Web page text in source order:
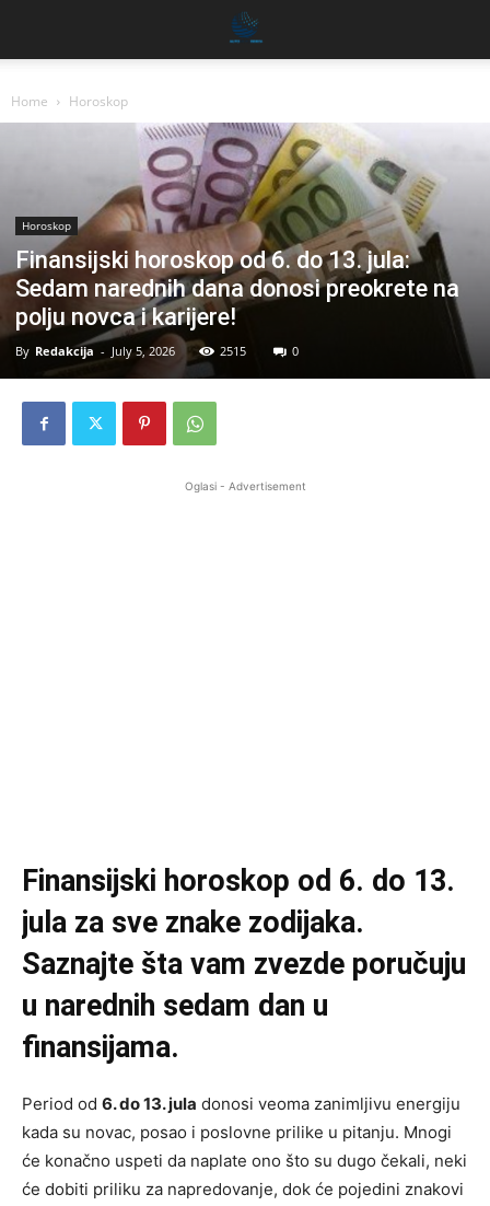
Home Horoskop
Horoskop
Finansijski horoskop od 6. do 13. jula:
Sedam narednih dana donosi preokrete na
polju novca i karijere!
By Redakcija - July 5, 2026 2515 0
Oglasi - Advertisement
Finansijski horoskop od 6. do 13.
jula za sve znake zodijaka.
Saznajte šta vam zvezde poručuju
u narednih sedam dan u
finansijama.
Period od 6. do 13. jula donosi veoma zanimljivu energiju
kada su novac, posao i poslovne prilike u pitanju. Mnogi
će konačno uspeti da naplate ono što su dugo čekali, neki
će dobiti priliku za napredovanje, dok će pojedini znakovi